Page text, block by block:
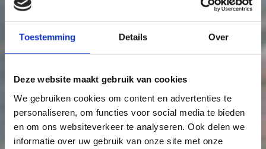
Toestemming Details Over
Deze website maakt gebruik van cookies
We gebruiken cookies om content en advertenties te
personaliseren, om functies voor social media te bieden
en om ons websiteverkeer te analyseren. Ook delen we
informatie over uw gebruik van onze site met onze